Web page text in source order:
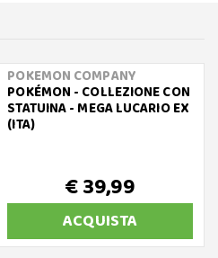
POKEMON COMPANY
POKÉMON - COLLEZIONE CON
STATUINA - MEGA LUCARIO EX
(ITA)
€ 39,99
ACQUISTA